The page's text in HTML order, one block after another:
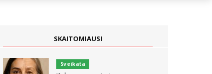
SKAITOMIAUSI
Sveikata